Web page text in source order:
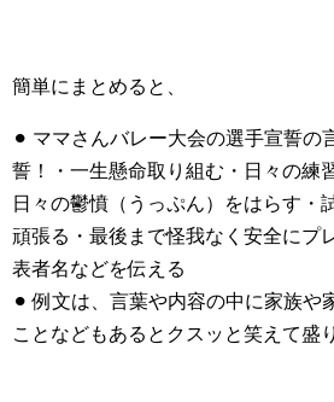
簡単にまとめると、
⚫︎ ママさんバレー大会の選手宣誓の
誓！・一生懸命取り組む・日々の練
日々の鬱憤（うっぷん）をはらす・
頑張る・最後まで怪我なく安全にプ
表者名などを伝える
⚫︎ 例文は、言葉や内容の中に家族や
ことなどもあるとクスッと笑えて盛